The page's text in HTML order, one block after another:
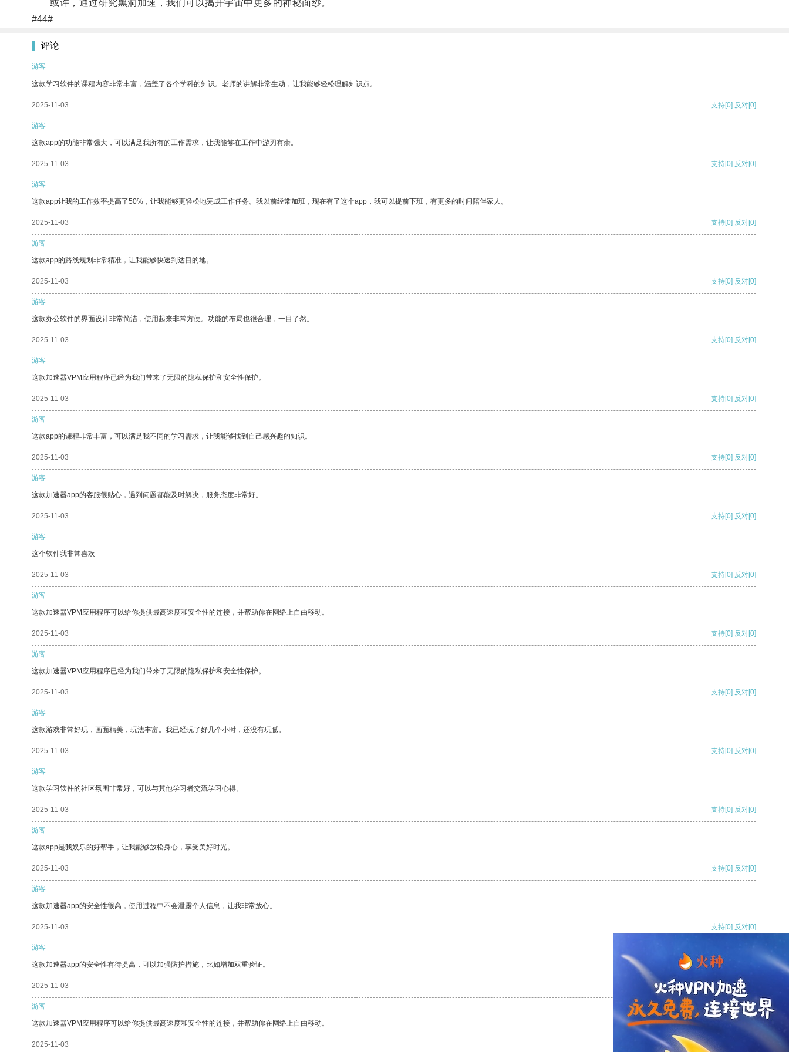
或许，通过研究黑洞加速，我们可以揭开宇宙中更多的神秘面纱。
#44#
评论
游客
这款学习软件的课程内容非常丰富，涵盖了各个学科的知识。老师的讲解非常生动，让我能够轻松理解知识点。
2025-11-03 支持[0] 反对[0]
游客
这款app的功能非常强大，可以满足我所有的工作需求，让我能够在工作中游刃有余。
2025-11-03 支持[0] 反对[0]
游客
这款app让我的工作效率提高了50%，让我能够更轻松地完成工作任务。我以前经常加班，现在有了这个app，我可以提前下班，有更多的时间陪伴家人。
2025-11-03 支持[0] 反对[0]
游客
这款app的路线规划非常精准，让我能够快速到达目的地。
2025-11-03 支持[0] 反对[0]
游客
这款办公软件的界面设计非常简洁，使用起来非常方便。功能的布局也很合理，一目了然。
2025-11-03 支持[0] 反对[0]
游客
这款加速器VPM应用程序已经为我们带来了无限的隐私保护和安全性保护。
2025-11-03 支持[0] 反对[0]
游客
这款app的课程非常丰富，可以满足我不同的学习需求，让我能够找到自己感兴趣的知识。
2025-11-03 支持[0] 反对[0]
游客
这款加速器app的客服很贴心，遇到问题都能及时解决，服务态度非常好。
2025-11-03 支持[0] 反对[0]
游客
这个软件我非常喜欢
2025-11-03 支持[0] 反对[0]
游客
这款加速器VPM应用程序可以给你提供最高速度和安全性的连接，并帮助你在网络上自由移动。
2025-11-03 支持[0] 反对[0]
游客
这款加速器VPM应用程序已经为我们带来了无限的隐私保护和安全性保护。
2025-11-03 支持[0] 反对[0]
游客
这款游戏非常好玩，画面精美，玩法丰富。我已经玩了好几个小时，还没有玩腻。
2025-11-03 支持[0] 反对[0]
游客
这款学习软件的社区氛围非常好，可以与其他学习者交流学习心得。
2025-11-03 支持[0] 反对[0]
游客
这款app是我娱乐的好帮手，让我能够放松身心，享受美好时光。
2025-11-03 支持[0] 反对[0]
游客
这款加速器app的安全性很高，使用过程中不会泄露个人信息，让我非常放心。
2025-11-03 支持[0] 反对[0]
游客
这款加速器app的安全性有待提高，可以加强防护措施，比如增加双重验证。
2025-11-03 支持[0] 反对
游客
这款加速器VPM应用程序可以给你提供最高速度和安全性的连接，并帮助你在网络上自由移动。
2025-11-03 支持